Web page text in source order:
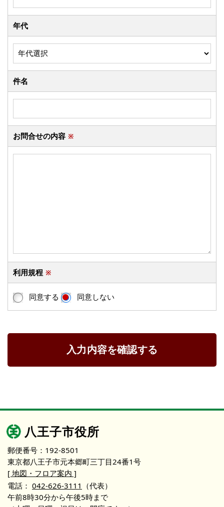
年代
件名
お問合せの内容 ※
利用規程 ※
同意する 同意しない
入力内容を確認する
八王子市役所
郵便番号：192-8501
東京都八王子市元本郷町三丁目24番1号
[ 地図・フロア案内 ]
電話： 042-626-3111 （代表）
午前8時30分から午後5時まで